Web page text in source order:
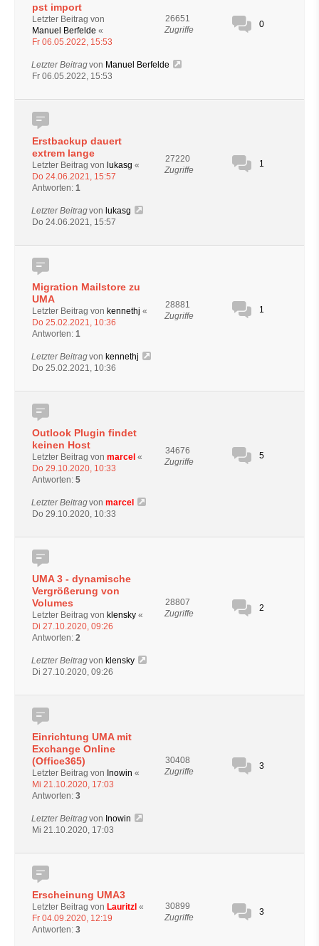
pst import
Letzter Beitrag von
Manuel Berfelde «
Fr 06.05.2022, 15:53
26651
Zugriffe
0
Letzter Beitragvon Manuel Berfelde
Fr 06.05.2022, 15:53
Erstbackup dauert
extrem lange
Letzter Beitrag von lukasg «
Do 24.06.2021, 15:57
Antworten: 1
27220
Zugriffe
1
Letzter Beitragvon lukasg
Do 24.06.2021, 15:57
Migration Mailstore zu
UMA
Letzter Beitrag von kennethj «
Do 25.02.2021, 10:36
Antworten: 1
28881
Zugriffe
1
Letzter Beitragvon kennethj
Do 25.02.2021, 10:36
Outlook Plugin findet
keinen Host
Letzter Beitrag von marcel «
Do 29.10.2020, 10:33
Antworten: 5
34676
Zugriffe
5
Letzter Beitragvon marcel
Do 29.10.2020, 10:33
UMA 3 - dynamische
Vergrößerung von
Volumes
Letzter Beitrag von klensky «
Di 27.10.2020, 09:26
Antworten: 2
28807
Zugriffe
2
Letzter Beitragvon klensky
Di 27.10.2020, 09:26
Einrichtung UMA mit
Exchange Online
(Office365)
Letzter Beitrag von Inowin «
Mi 21.10.2020, 17:03
Antworten: 3
30408
Zugriffe
3
Letzter Beitragvon Inowin
Mi 21.10.2020, 17:03
Erscheinung UMA3
Letzter Beitrag von Lauritzl «
Fr 04.09.2020, 12:19
Antworten: 3
30899
Zugriffe
3